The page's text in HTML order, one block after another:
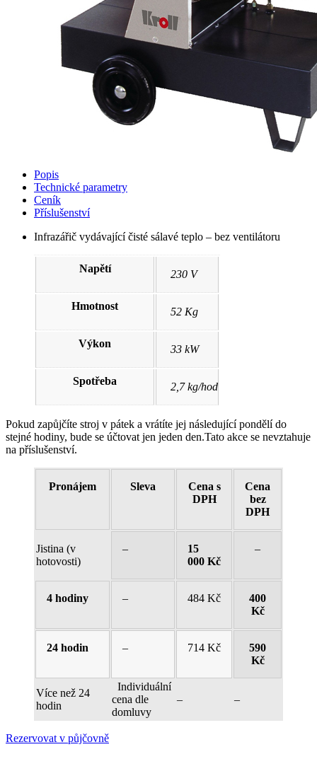
Popis
Technické parametry
Ceník
Příslušenství
Infrazářič vydávající čisté sálavé teplo – bez ventilátoru
Napětí 230 V
Hmotnost 52 Kg
Výkon 33 kW
Spotřeba 2,7 kg/hod
Pokud zapůjčíte stroj v pátek a vrátíte jej následující pondělí do
stejné hodiny, bude se účtovat jen jeden den.Tato akce se nevztahuje
na příslušenství.
Pronájem Sleva
Cena s
DPH
Cena
bez
DPH
Jistina (v
hotovosti)
–
15
000 Kč
–
4 hodiny – 484 Kč
400
Kč
24 hodin – 714 Kč
590
Kč
Více než 24
hodin
Individuální
cena dle
domluvy
– –
Rezervovat v půjčovně